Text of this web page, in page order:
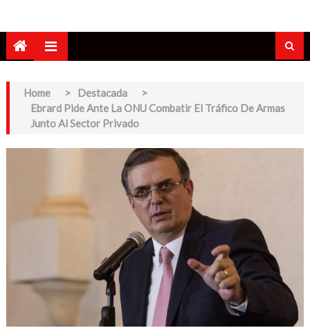
Home > Destacada
>
Ebrard Pide Ante La ONU Combatir El Tráfico De Armas
Junto Al Sector Privado